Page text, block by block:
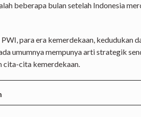
beberapa bulan setelah Indonesia
para era kemerdekaan, kedudukan
umumnya mempunya arti strategik
cita-cita kemerdekaan.